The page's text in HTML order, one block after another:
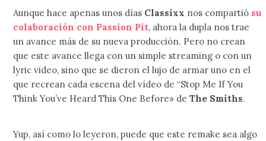
Aunque hace apenas unos días Classixx nos compartió su
colaboración con Passion Pit, ahora la dupla nos trae
un avance más de su nueva producción. Pero no crean
que este avance llega con un simple streaming o con un
lyric video, sino que se dieron el lujo de armar uno en el
que recrean cada escena del vídeo de “Stop Me If You
Think You’ve Heard This One Before» deThe Smiths.
Yup, así como lo leyeron, puede que este remake sea algo